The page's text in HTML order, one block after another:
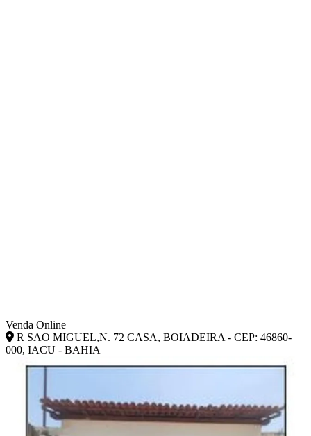
Venda Online
R SAO MIGUEL,N. 72 CASA, BOIADEIRA - CEP: 46860-
000, IACU - BAHIA